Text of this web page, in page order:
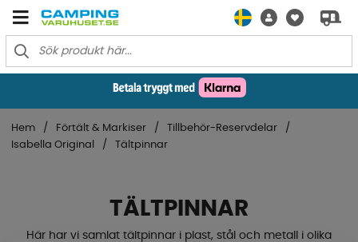
Hem Förtält & Markiser
Tillbehör-Reservdelar
Isabella Original
Tältpinnar
TÄLTPINNAR
Här har vi samlat tältpinnar i plast, stål och metall i olika